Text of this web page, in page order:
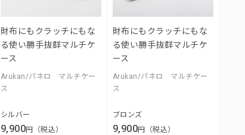
財布にもクラッチにもな
る使い勝手抜群マルチケ
ース
Arukan/パネロ マルチケー
ス
シルバー
9,900円（税込）
財布にもクラッチにもな
る使い勝手抜群マルチケ
ース
Arukan/パネロ マルチケー
ス
ブロンズ
9,900円（税込）